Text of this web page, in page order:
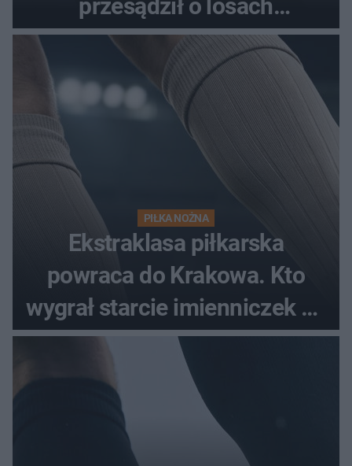
przesądził o losach
spotkania?
PIŁKA NOŻNA
Ekstraklasa piłkarska
powraca do Krakowa. Kto
wygrał starcie imienniczek na
pełnym stadionie